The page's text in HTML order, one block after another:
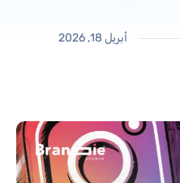
أبريل 18, 2026